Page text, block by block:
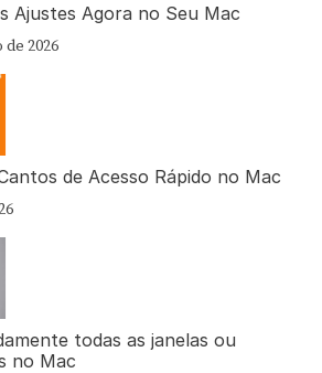
Ajustes Agora no Seu Mac
de 2026
de Acesso Rápido no Mac
todas as janelas ou
no Mac